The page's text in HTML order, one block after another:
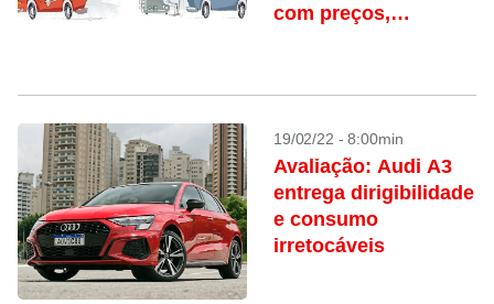
com preços,
19/02/22 - 8:00min
Avaliação: Audi A3
entrega dirigibilidade
e consumo
irretocáveis